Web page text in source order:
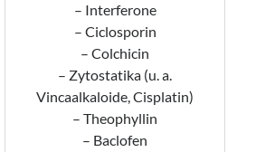
– Interferone
– Ciclosporin
– Colchicin
– Zytostatika (u. a.
Vincaalkaloide, Cisplatin)
– Theophyllin
– Baclofen